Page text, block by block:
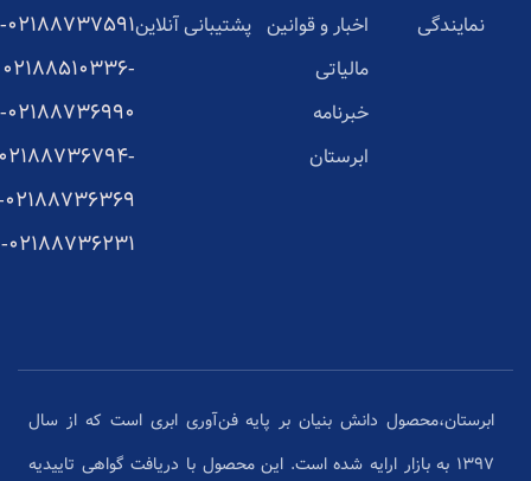
نمایندگی
اخبار و قوانین
مالیاتی
خبرنامه
ابرستان
پشتیبانی آنلاین02188737591-
02188510336-
02188736990-
02188736794-
02188736369-
02188736231-
ابرستان،محصول دانش بنیان بر پایه فن‌آوری ابری است که از سال
1397 به بازار ارایه شده است. این محصول با دریافت گواهی تاییدیه